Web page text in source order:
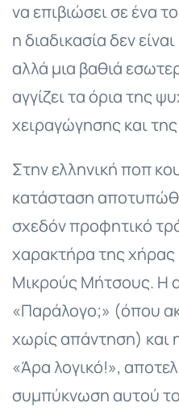
να επιβιώσει σε ένα
η διαδικασία δεν
αλλά μια βαθιά
αγγίζει τα όρια της
χειραγώγησης και
Στην ελληνική ποπ
κατάσταση
σχεδόν προφητικό
χαρακτήρα της
Μικρούς Μήτσους. Η
«Παράλογο;» (όπου
χωρίς απάντηση) και
«Άρα λογικό!»,
συμπύκνωση αυτού